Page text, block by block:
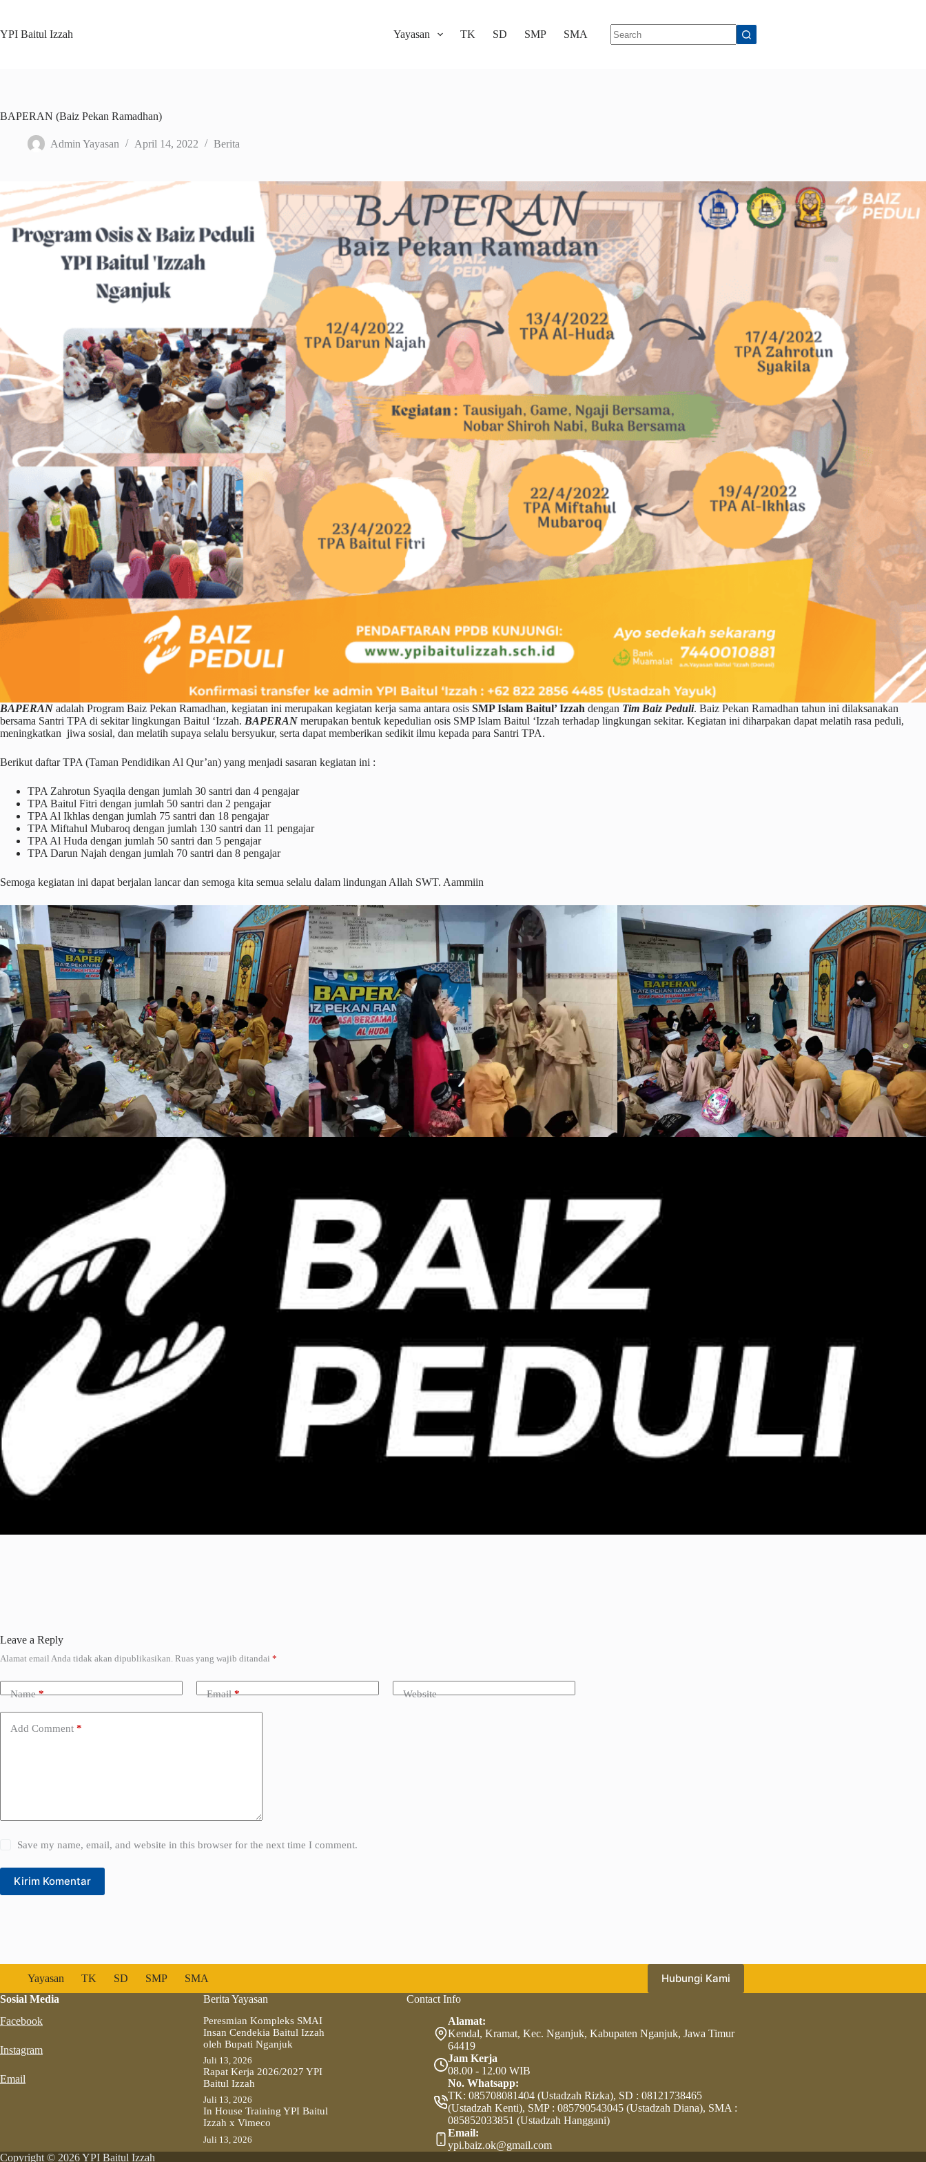
content
YPI Baitul Izzah Yayasan TK SD SMP SMA
BAPERAN (Baiz Pekan Ramadhan)
Admin Yayasan April 14, 2022 Berita
BAPERAN adalah Program Baiz Pekan Ramadhan, kegiatan ini merupakan kegiatan kerja sama antara osis SMP Islam Baitul’ Izzah dengan Tim Baiz Peduli. Baiz Pekan Ramadhan tahun ini dilaksanakan
bersama Santri TPA di sekitar lingkungan Baitul ‘Izzah. BAPERAN merupakan bentuk kepedulian osis SMP Islam Baitul ‘Izzah terhadap lingkungan sekitar. Kegiatan ini diharpakan dapat melatih rasa peduli,
meningkatkan jiwa sosial, dan melatih supaya selalu bersyukur, serta dapat memberikan sedikit ilmu kepada para Santri TPA.
Berikut daftar TPA (Taman Pendidikan Al Qur’an) yang menjadi sasaran kegiatan ini :
TPA Zahrotun Syaqila dengan jumlah 30 santri dan 4 pengajar
TPA Baitul Fitri dengan jumlah 50 santri dan 2 pengajar
TPA Al Ikhlas dengan jumlah 75 santri dan 18 pengajar
TPA Miftahul Mubaroq dengan jumlah 130 santri dan 11 pengajar
TPA Al Huda dengan jumlah 50 santri dan 5 pengajar
TPA Darun Najah dengan jumlah 70 santri dan 8 pengajar
Semoga kegiatan ini dapat berjalan lancar dan semoga kita semua selalu dalam lindungan Allah SWT. Aammiin
Leave a Reply
Alamat email Anda tidak akan dipublikasikan. Ruas yang wajib ditandai *
Name* Email* Website
Add Comment *
Save my name, email, and website in this browser for the next time I comment.
Kirim Komentar
A
t
e
Yayasan TK SD SMP SMA Hubungi Kami
Sosial Media
Facebook
Instagram
Email
Berita Yayasan
Peresmian Kompleks SMAI
Insan Cendekia Baitul Izzah
oleh Bupati Nganjuk
Juli 13, 2026
Rapat Kerja 2026/2027 YPI
Baitul Izzah
Juli 13, 2026
In House Training YPI Baitul
Izzah x Vimeco
Juli 13, 2026
Contact Info
Alamat:
Kendal, Kramat, Kec. Nganjuk, Kabupaten Nganjuk, Jawa Timur
64419
Jam Kerja
08.00 - 12.00 WIB
No. Whatsapp:
TK: 085708081404 (Ustadzah Rizka), SD : 08121738465
(Ustadzah Kenti), SMP : 085790543045 (Ustadzah Diana), SMA :
085852033851 (Ustadzah Hanggani)
Email:
ypi.baiz.ok@gmail.com
Copyright © 2026 YPI Baitul Izzah